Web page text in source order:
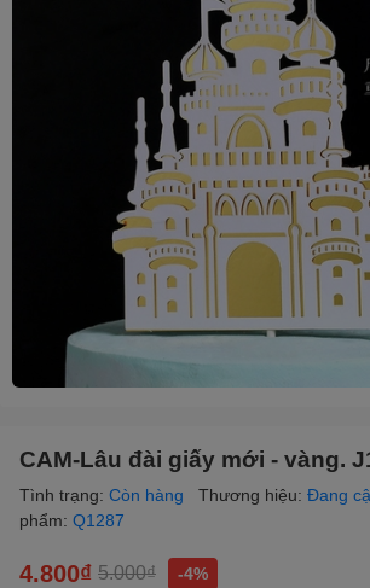
CAM-Lâu đài giấy mới - vàng.
Tình trạng: Còn hàng Thương hiệu: Đang
phẩm: Q1287
4.800₫ 5.000₫
-4%